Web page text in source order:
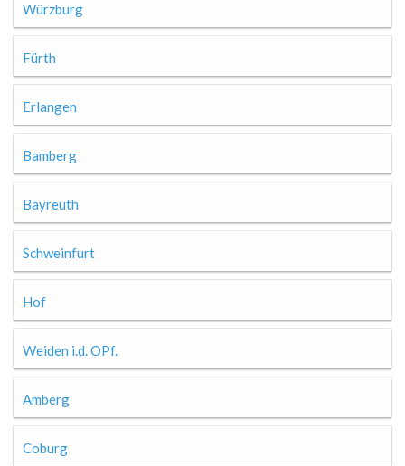
Würzburg
Fürth
Erlangen
Bamberg
Bayreuth
Schweinfurt
Hof
Weiden i.d. OPf.
Amberg
Coburg